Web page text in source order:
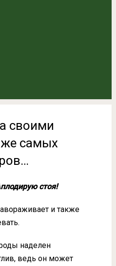
своими
самых
стоя!
и также
наделен
ведь он может